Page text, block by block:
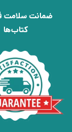
ضمانت سلامت
کتاب‌ها